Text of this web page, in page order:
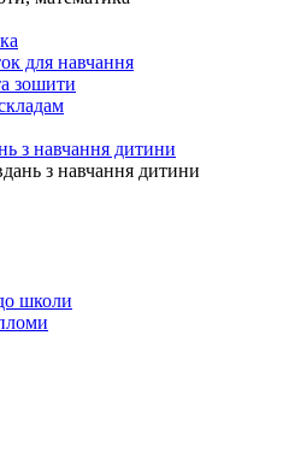
для навчання
зошити
з навчання дитини
з навчання дитини
школи